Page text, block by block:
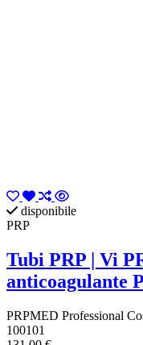
disponibile
PRP
Tubi PRP | Vi
anticoagulante
PRPMED Professional
100101